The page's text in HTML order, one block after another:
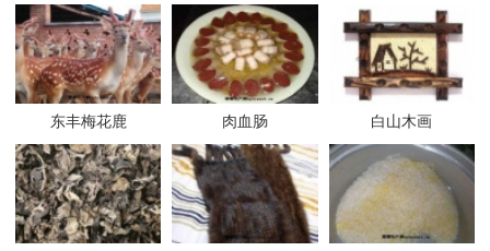
东丰梅花鹿 肉血肠 白山木画